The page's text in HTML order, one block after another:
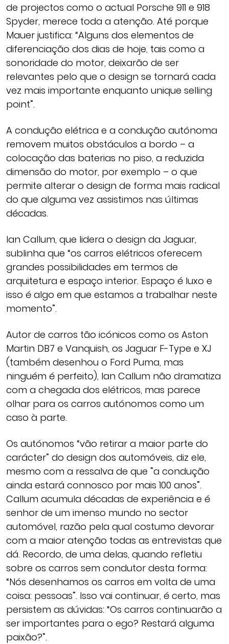
de projectos como o actual Porsche 911 e 918
Spyder, merece toda a atenção. Até porque
Mauer justifica: “Alguns dos elementos de
diferenciação dos dias de hoje, tais como a
sonoridade do motor, deixarão de ser
relevantes pelo que o design se tornará cada
vez mais importante enquanto unique selling
point”.
A condução elétrica e a condução autónoma
removem muitos obstáculos a bordo – a
colocação das baterias no piso, a reduzida
dimensão do motor, por exemplo – o que
permite alterar o design de forma mais radical
do que alguma vez assistimos nas últimas
décadas.
Ian Callum, que lidera o design da Jaguar,
sublinha que “os carros elétricos oferecem
grandes possibilidades em termos de
arquitetura e espaço interior. Espaço é luxo e
isso é algo em que estamos a trabalhar neste
momento”.
Autor de carros tão icónicos como os Aston
Martin DB7 e Vanquish, os Jaguar F-Type e XJ
(também desenhou o Ford Puma, mas
ninguém é perfeito), Ian Callum não dramatiza
com a chegada dos elétricos, mas parece
olhar para os carros autónomos como um
caso à parte.
Os autónomos “vão retirar a maior parte do
carácter” do design dos automóveis, diz ele,
mesmo com a ressalva de que ”a condução
ainda estará connosco por mais 100 anos”.
Callum acumula décadas de experiência e é
senhor de um imenso mundo no sector
automóvel, razão pela qual costumo devorar
com a maior atenção todas as entrevistas que
dá. Recordo, de uma delas, quando refletiu
sobre os carros sem condutor desta forma:
“Nós desenhamos os carros em volta de uma
coisa: pessoas”. Isso vai continuar, é certo, mas
persistem as dúvidas: “Os carros continuarão a
ser importantes para o ego? Restará alguma
paixão?”.